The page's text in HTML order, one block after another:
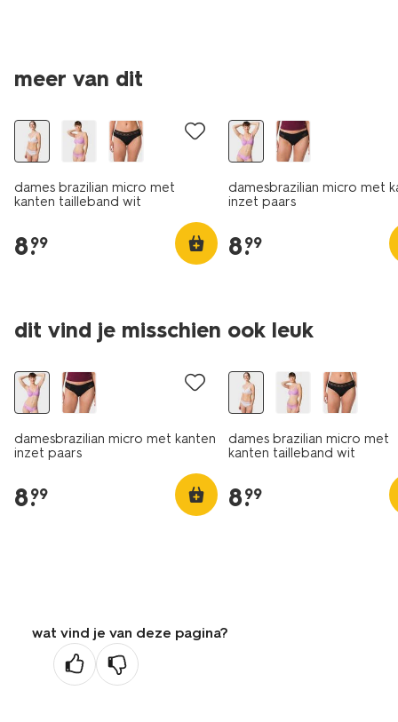
meer van dit
3+1 gratis
dames brazilian micro met
kanten tailleband wit
8.
99
damesbrazilian micro met
inzet paars
8.
99
dit vind je misschien ook leuk
3+1 gratis
damesbrazilian micro met kanten
inzet paars
8.
99
3+1 gratis
dames brazilian micro met
kanten tailleband wit
8.
99
wat vind je van deze pagina?